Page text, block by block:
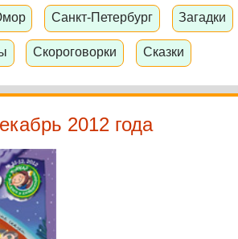
Санкт-Петербург Загадки
Скороговорки Сказки
2012 года